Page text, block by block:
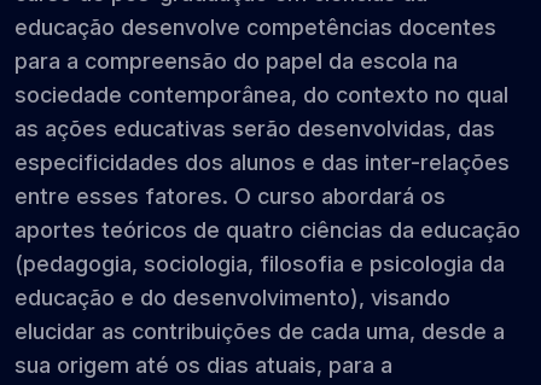
educação desenvolve competências docentes
para a compreensão do papel da escola na
sociedade contemporânea, do contexto no qual
as ações educativas serão desenvolvidas, das
especificidades dos alunos e das inter-relações
entre esses fatores. O curso abordará os
aportes teóricos de quatro ciências da educação
(pedagogia, sociologia, filosofia e psicologia da
educação e do desenvolvimento), visando
elucidar as contribuições de cada uma, desde a
sua origem até os dias atuais, para a